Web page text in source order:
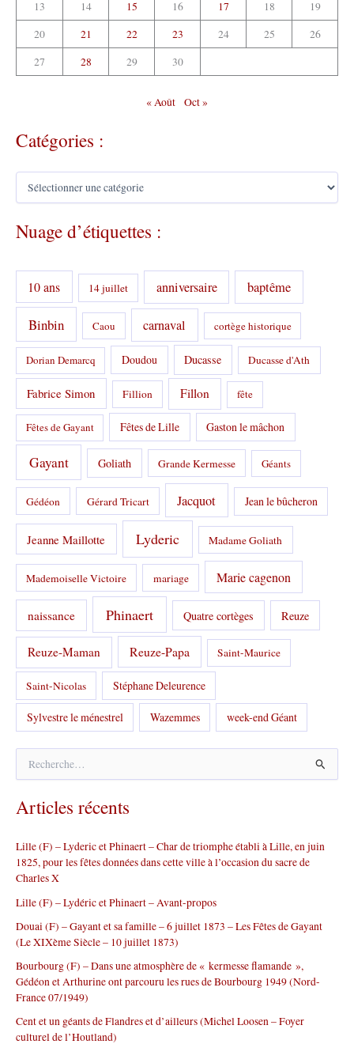
13
14 15 16 17 18
19
20
21 22 23 24 25
26
27
28 29 30
« Août Oct »
Catégories :
é
g
r
e
Nuage d’étiquettes :
10 ans 14 juillet anniversaire baptême
Binbin Caou carnaval cortège historique
Dorian Demarcq Doudou Ducasse Ducasse d'Ath
Fabrice Simon Fillion Fillon fête
Fêtes de Gayant Fêtes de Lille Gaston le mâchon
Gayant Goliath Grande Kermesse Géants
Gédéon Gérard Tricart Jacquot Jean le bûcheron
Jeanne Maillotte Lyderic Madame Goliath
Mademoiselle Victoire mariage Marie cagenon
naissance Phinaert Quatre cortèges Reuze
Reuze-Maman Reuze-Papa Saint-Maurice
Saint-Nicolas Stéphane Deleurence
Sylvestre le ménestrel Wazemmes week-end Géant
h
e
c
h
e
r
:
Articles récents
Lille (F) – Lyderic et Phinaert – Char de triomphe établi à Lille, en juin
1825, pour les fêtes données dans cette ville à l’occasion du sacre de
Charles X
Lille (F) – Lydéric et Phinaert – Avant-propos
Douai (F) – Gayant et sa famille – 6 juillet 1873 – Les Fêtes de Gayant
(Le XIXème Siècle – 10 juillet 1873)
Bourbourg (F) – Dans une atmosphère de « kermesse flamande »,
Gédéon et Arthurine ont parcouru les rues de Bourbourg 1949 (Nord-
France 07/1949)
Cent et un géants de Flandres et d’ailleurs (Michel Loosen – Foyer
culturel de l’Houtland)